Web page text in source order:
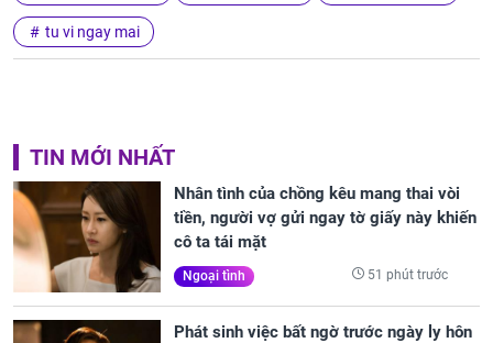
tu vi ngay mai
TIN MỚI NHẤT
Nhân tình của chồng kêu mang thai vòi
tiền, người vợ gửi ngay tờ giấy này khiến
cô ta tái mặt
Ngoại tình 51 phút trước
Phát sinh việc bất ngờ trước ngày ly hôn